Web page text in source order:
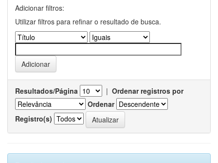
Adicionar filtros:
Utilizar filtros para refinar o resultado de busca.
Resultados/Página | Ordenar registros por
Ordenar
Registro(s)